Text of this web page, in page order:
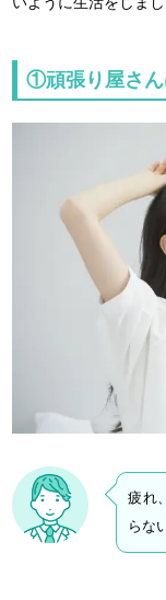
①頑張り屋さん
疲れ
らな